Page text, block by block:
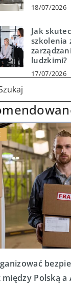
18/07/2026
Jak
szkolenia
ludzkimi?
17/07/2026
między Polską a